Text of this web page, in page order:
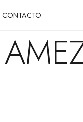
CONTACTO